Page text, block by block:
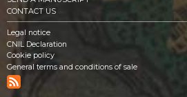
CONTACT US
Legal notice
CNIL Declaration
Cookie policy
General terms and conditions of sale